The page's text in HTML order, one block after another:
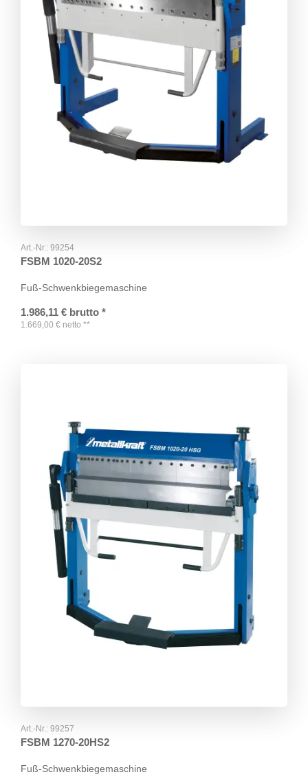
Art.-Nr.: 99254
FSBM 1020-20S2
Fuß-Schwenkbiegemaschine
1.986,11 € brutto *
1.669,00 € netto **
Art.-Nr.: 99257
FSBM 1270-20HS2
Fuß-Schwenkbiegemaschine